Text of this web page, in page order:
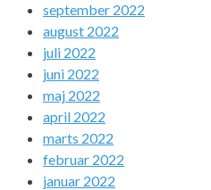
september 2022
august 2022
juli 2022
juni 2022
maj 2022
april 2022
marts 2022
februar 2022
januar 2022